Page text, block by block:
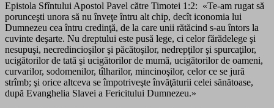
Epistola Sfîntului Apostol Pavel către Timotei 1:2: «Te-am rugat să
porunceşti unora să nu înveţe întru alt chip, decît iconomia lui
Dumnezeu cea întru credinţă, de la care unii rătăcind s-au întors la
cuvinte deşarte. Nu dreptului este pusă lege, ci celor fărădelege şi
nesupuşi, necredincioşilor şi păcătoşilor, nedrepţilor şi spurcaţilor,
ucigătorilor de tată şi ucigătorilor de mumă, ucigătorilor de oameni,
curvarilor, sodomenilor, tîlharilor, mincinoşilor, celor ce se jură
strîmb; şi orice altceva se împotriveşte învăţăturii celei sănătoase,
după Evanghelia Slavei a Fericitului Dumnezeu.»